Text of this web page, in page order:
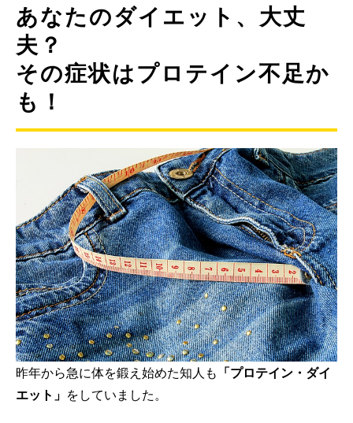
あなたのダイエット、大丈
夫？
その症状はプロテイン不足か
も！
昨年から急に体を鍛え始めた知人も 「プロテイン・ダイ
エット」 をしていました。